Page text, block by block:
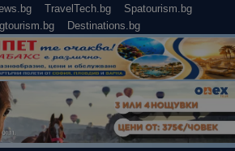
TravelTech.bg
Spatourism.bg
Destinations.bg